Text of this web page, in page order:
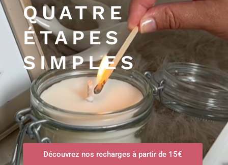
QUATRE
ÉTAPES
SIMPLES
Découvrez nos recharges à partir de 15€